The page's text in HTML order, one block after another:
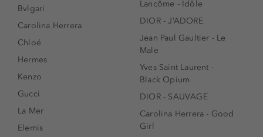
Bvlgari
Carolina Herrera
Chloé
Hermes
Kenzo
Gucci
La Mer
Elemis
Lancôme - Idôle
DIOR - J’ADORE
Jean Paul Gaultier - Le
Male
Yves Saint Laurent -
Black Opium
DIOR - SAUVAGE
Carolina Herrera - Good
Girl